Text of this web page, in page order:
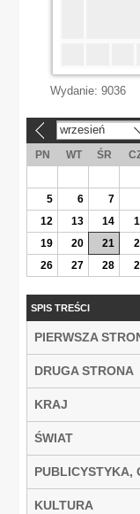
Wydanie: 9036
wrzesień
PN WT ŚR
5
6 7
12
13 14
19
20 21
26
27 28
SPIS TREŚCI
PIERWSZA
DRUGA STRONA
KRAJ
ŚWIAT
PUBLICYSTYKA,
KULTURA